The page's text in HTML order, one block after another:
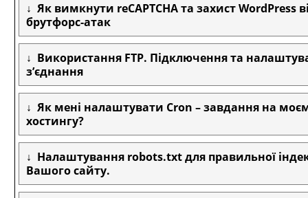
Як вимкнути reCAPTCHA та захист WordPress
брутфорс-атак
Використання FTP. Підключення та
з’єднання
Як мені налаштувати Cron – завдання на
хостингу?
Налаштування robots.txt для правильної
Вашого сайту.